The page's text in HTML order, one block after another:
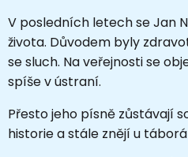
V posledních letech se Jan
života. Důvodem byly
se sluch. Na veřejnosti se
spíše v ústraní.
Přesto jeho písně zůstávají
historie a stále znějí u